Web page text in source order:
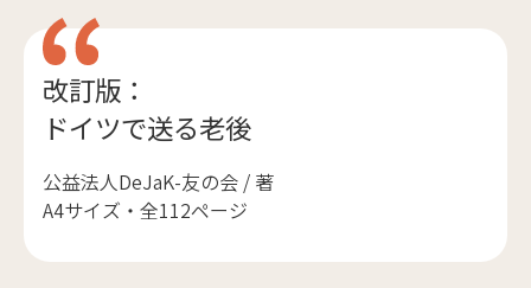
改訂版：
ドイツで送る老後
公益法人DeJaK-友の会 / 著
A4サイズ・全112ページ